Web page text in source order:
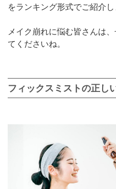
をランキング形式でご紹介し
メイク崩れに悩む皆さんは
てくださいね。
フィックスミストの正し